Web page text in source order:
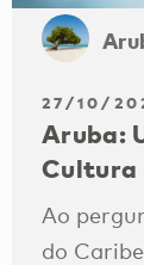
27/10/
Aruba:
Cultura
Ao
do